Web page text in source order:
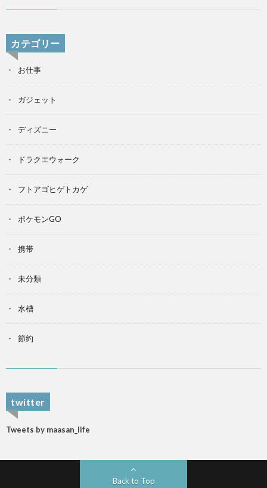
カテゴリー
お仕事
ガジェット
ディズニー
ドラクエウォーク
フトアゴヒゲトカゲ
ポケモンGO
携帯
未分類
水槽
節約
twitter
Tweets by maasan_life
Back to Top